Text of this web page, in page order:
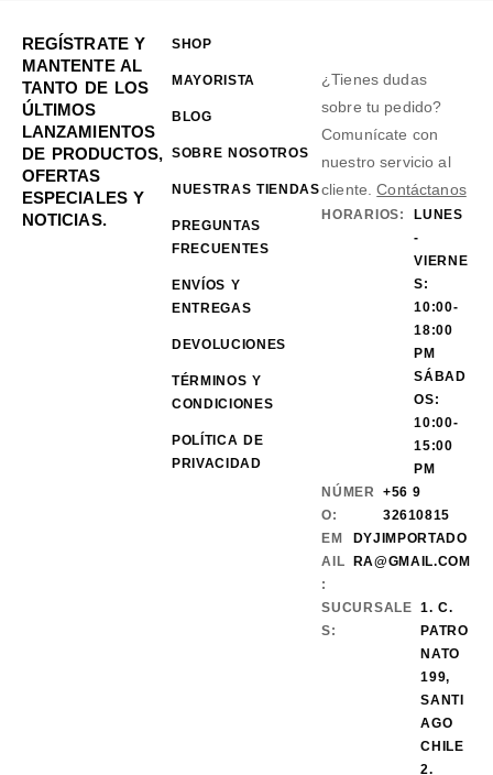
REGÍSTRATE Y
MANTENTE AL
TANTO DE LOS
ÚLTIMOS
LANZAMIENTOS
DE PRODUCTOS,
OFERTAS
ESPECIALES Y
NOTICIAS.
SHOP
MAYORISTA
BLOG
SOBRE NOSOTROS
NUESTRAS TIENDAS
PREGUNTAS
FRECUENTES
ENVÍOS Y
ENTREGAS
DEVOLUCIONES
TÉRMINOS Y
CONDICIONES
POLÍTICA DE
PRIVACIDAD
¿Tienes dudas
sobre tu pedido?
Comunícate con
nuestro servicio al
cliente.Contáctanos
HORARIOS:
LUNES
-
VIERNE
S:
10:00-
18:00
PM
SÁBAD
OS:
10:00-
15:00
PM
NÚMER
O:
+56 9
32610815
EM
AIL
:
DYJIMPORTADO
RA@GMAIL.COM
SUCURSALE
S:
1. C.
PATRO
NATO
199,
SANTI
AGO
CHILE
2.